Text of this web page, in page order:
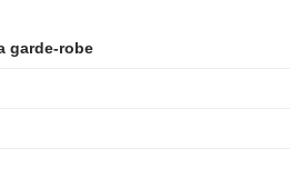
garde-robe